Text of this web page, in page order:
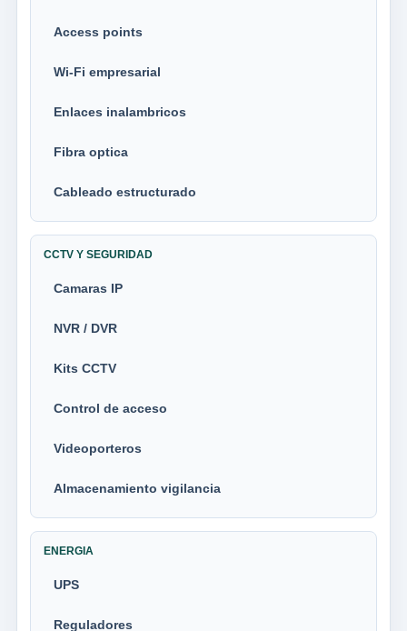
Access points
Wi-Fi empresarial
Enlaces inalambricos
Fibra optica
Cableado estructurado
CCTV Y SEGURIDAD
Camaras IP
NVR / DVR
Kits CCTV
Control de acceso
Videoporteros
Almacenamiento vigilancia
ENERGIA
UPS
Reguladores